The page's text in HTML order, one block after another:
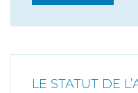
LE STATUT DE